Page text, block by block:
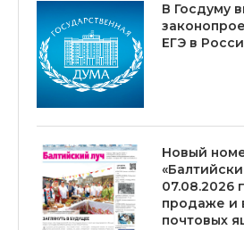
В Госдуму
ЕГЭ в
Новый
07.08.2026
продаже и
почтовых